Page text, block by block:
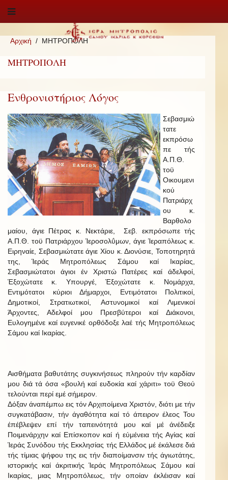
Αρχική ΜΗΤΡΟΠΟΛΗ
ΜΗΤΡΟΠΟΛΗ
Ενθρονιστήριος Λόγος
Σεβασμιώ
τατε
εκπρόσω
πε τής
Α.Π.Θ.
τοϋ
Οικουμενι
κού
Πατριάρχ
ου κ.
Βαρθολο
μαίου, άγιε Πέτρας κ. Νεκτάριε, Σεβ. εκπρόσωπε τής
Α.Π.Θ. τοϋ Πατριάρχου Ίεροσολΰμων, άγιε Ίεραπόλεως κ.
Ειρηναίε, Σεβασμιώτατε άγιε Χίου κ. Διονύσιε, Τοποτηρητά
της, Ίεράς Μητροπόλεως Σάμου καί Ικαρίας,
Σεβασμιώτατοι άγιοι έν Χριστώ Πατέρες καί άδελφοί,
Έξοχώτατε κ. Υπουργέ, Έξοχώτατε κ. Νομάρχα,
Εντιμότατοι κύριοι Δήμαρχοι, Εντιμότατοι Πολιτικοί,
Δημοτικοί, Στρατιωτικοί, Αστυνομικοί καί Λιμενικοί
Άρχοντες, Αδελφοί μου Πρεσβύτεροι καί Διάκονοι,
Ευλογημένε καί ευγενικέ ορθόδοξε λαέ τής Μητροπόλεως
Σάμου καί Ικαρίας.
Αισθήματα βαθυτάτης συγκινήσεως πληρούν τήν καρδίαν
μου διά τά όσα «βουλή καί ευδοκία καί χάριτι» τοϋ Θεού
τελούνται περί εμέ σήμερον.
Δόξαν άναπέμπω εις τόν Αρχιποίμενα Χριστόν, διότι με τήν
συγκατάβασιν, τήν άγαθότητα καί τό άπειρον έλεος Του
έπέβλεψεν επί τήν ταπεινότητά μου καί μέ άνέδειξε
Ποιμενάρχην καί Επίσκοπον καί ή εύμένεια τής Αγίας καί
Ίεράς Συνόδου τής Εκκλησίας τής Ελλάδος μέ έκάλεσε διά
τής τίμιας ψήφου της εις τήν διαποίμανσιν τής άγιωτάτης,
ιστορικής καί άκριτικής Ίεράς Μητροπόλεως Σάμου καί
Ικαρίας, μιας Μητροπόλεως, τήν οποίαν έκλέισαν καί